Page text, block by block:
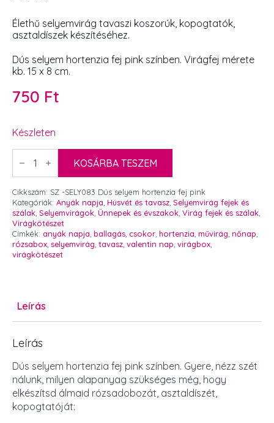
Élethű selyemvirág tavaszi koszorúk, kopogtatók,
asztaldíszek készítéséhez.
Dús selyem hortenzia fej pink színben. Virágfej mérete
kb. 15 x 8 cm.
750 Ft
Készleten
Dús
selyem
pink
mennyiség
KOSÁRBA TESZEM
Cikkszám: SZ -SELY083 Dús selyem hortenzia fej pink
Kategóriák: Anyák napja, Húsvét és tavasz, Selyemvirág fejek és
szálak, Selyemvirágok, Ünnepek és évszakok, Virág fejek és szálak,
Virágkötészet
Címkék: anyák napja, ballagás, csokor, hortenzia, művirág, nőnap,
rózsabox, selyemvirág, tavasz, valentin nap, virágbox,
virágkötészet
Leírás
Leírás
Dús selyem hortenzia fej pink színben. Gyere, nézz szét
nálunk, milyen alapanyag szükséges még, hogy
elkészítsd álmaid rózsadobozát, asztaldíszét,
kopogtatóját: